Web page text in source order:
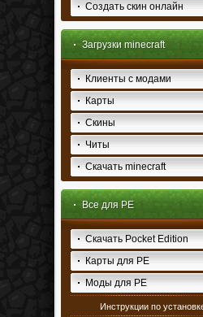
Создать скин онлайн
Загрузки minecraft
Клиенты с модами
Карты
Скины
Читы
Скачать minecraft
Все для PE
Скачать Pocket Edition
Карты для PE
Моды для PE
Инструкции по